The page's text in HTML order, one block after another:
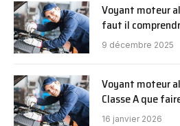
Voyant moteur
faut il
9 décembre 2025
Voyant moteur
Classe A que
16 janvier 2026